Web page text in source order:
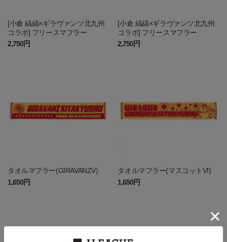
[小倉 縞縞×ギラヴァンツ北九州
コラボ] フリースマフラー
2,750円
[小倉 縞縞×ギラヴァンツ北九州
コラボ] フリースマフラー
2,750円
タオルマフラー(GIRAVANZV)
1,650円
タオルマフラー(マスコットVI)
1,650円